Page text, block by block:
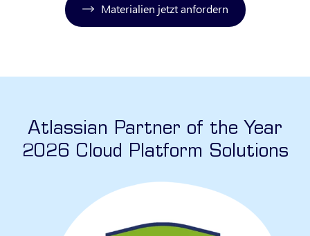
Materialien jetzt anfordern
Atlassian Partner of the Year
2026 Cloud Platform Solutions